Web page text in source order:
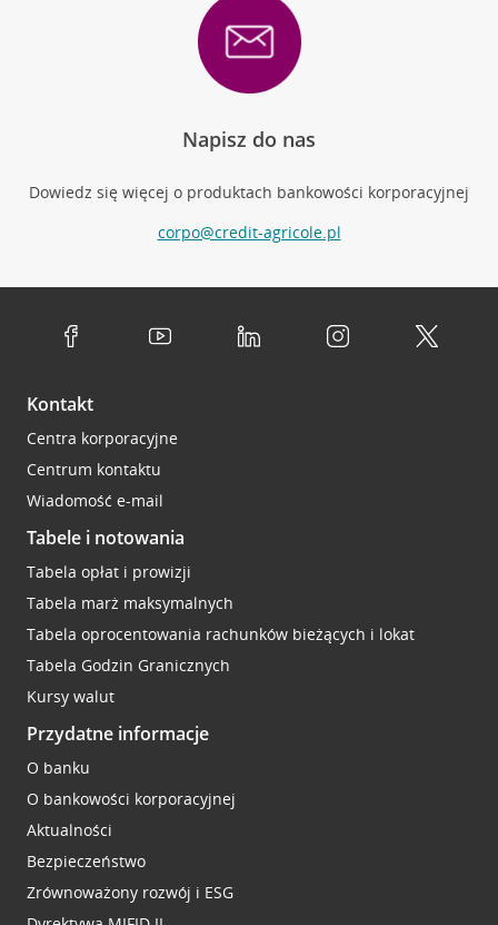
Napisz do nas
Dowiedz się więcej o produktach bankowości korporacyjnej
corpo@credit-agricole.pl
Kontakt
Centra korporacyjne
Centrum kontaktu
Wiadomość e-mail
Tabele i notowania
Tabela opłat i prowizji
Tabela marż maksymalnych
Tabela oprocentowania rachunków bieżących i lokat
Tabela Godzin Granicznych
Kursy walut
Przydatne informacje
O banku
O bankowości korporacyjnej
Aktualności
Bezpieczeństwo
Zrównoważony rozwój i ESG